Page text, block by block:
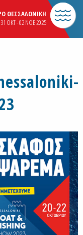
ΘΕΣΣΑΛΟΝΙΚΗ
31 OKT - 02 NOE 2025